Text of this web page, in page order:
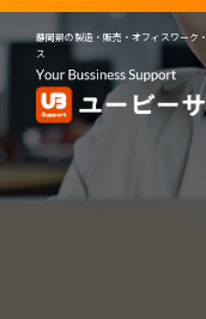
静岡県の製造・販売・オフィスワーク
ス